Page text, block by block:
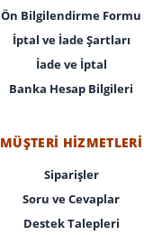
Ön Bilgilendirme Formu
İptal ve İade Şartları
İade ve İptal
Banka Hesap Bilgileri
MÜŞTERI HIZMETLERI
Siparişler
Soru ve Cevaplar
Destek Talepleri